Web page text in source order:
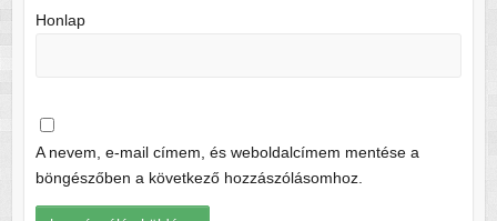
Honlap
A nevem, e-mail címem, és weboldalcímem mentése a
böngészőben a következő hozzászólásomhoz.